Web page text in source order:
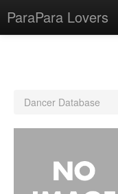
ParaPara Lovers
CD Database
Dancer Database